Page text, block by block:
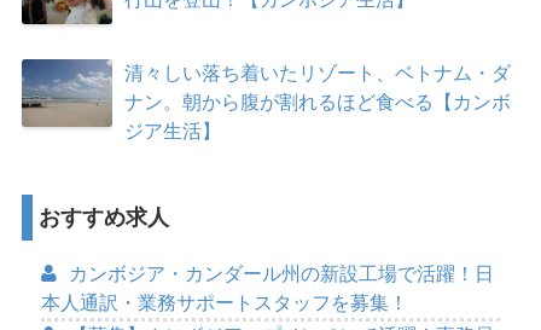
清々しい落ち着いたリゾート、ベトナム・ダ
ナン。朝から腹が割れるほど食べる【カンボ
ジア生活】
おすすめ求人
カンボジア・カンダール州の新設工場で活躍！日
本人通訳・業務サポートスタッフを募集！